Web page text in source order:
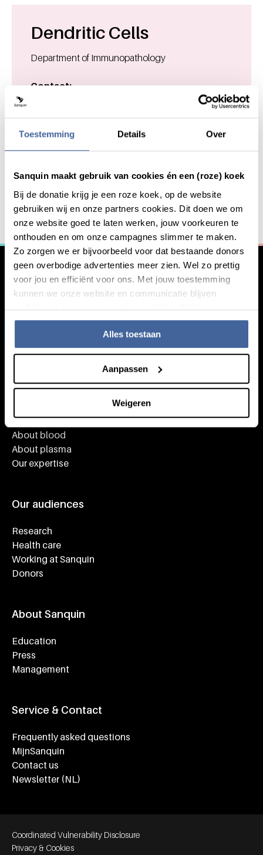
Toestemming Details Over
Sanquin maakt gebruik van cookies én een (roze) koek
Bij de donatie krijg je een roze koek, op de website
gebruiken wij en onze partners cookies. Dit doen we om
onze website goed te laten werken, jouw voorkeuren te
onthouden en om onze campagnes slimmer te maken.
Zo zorgen we er bijvoorbeeld voor dat bestaande donors
geen overbodige advertenties meer zien. Wel zo prettig
voor jou en efficiënt voor ons. Met jouw toestemming
kunnen we onze website en communicatie blijven
verbeteren. Lees meer in onze cookieverklaring.
Alles toestaan
Aanpassen
Weigeren
Dendritic Cells
Department of Immunopathology
Contact:
Plesmanlaan 125
1066 CX Amsterdam
General information
Curious about what we have to offer?
Our bloodproducts
Knowledge
Giving blood
About blood
About plasma
Our expertise
Our audiences
Research
Health care
Working at Sanquin
Donors
About Sanquin
Education
Press
Management
Service & Contact
Frequently asked questions
MijnSanquin
Contact us
Newsletter (NL)
Footer bottom navigation
Coordinated Vulnerability Disclosure
Privacy & Cookies